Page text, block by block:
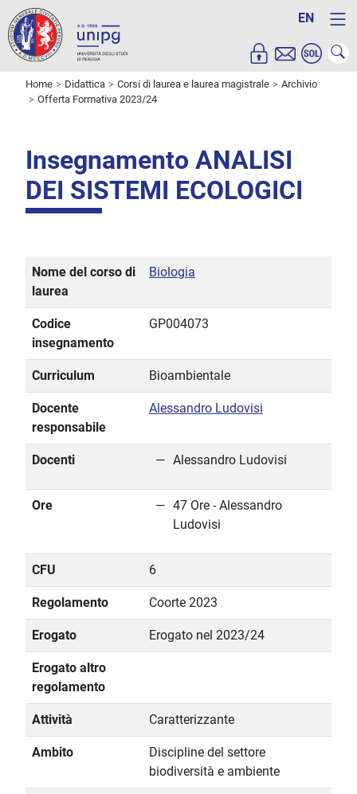
EN
Home Didattica Corsi di laurea e laurea magistrale
Archivio
Offerta Formativa 2023/24
Insegnamento ANALISI
DEI SISTEMI ECOLOGICI
Nome del corso di
laurea
Biologia
Codice
insegnamento
GP004073
Curriculum Bioambientale
Docente
responsabile
Alessandro Ludovisi
Docenti Alessandro Ludovisi
Ore
47 Ore - Alessandro
Ludovisi
CFU 6
Regolamento Coorte 2023
Erogato Erogato nel 2023/24
Erogato altro
regolamento
Attività Caratterizzante
Ambito
Discipline del settore
biodiversità e ambiente